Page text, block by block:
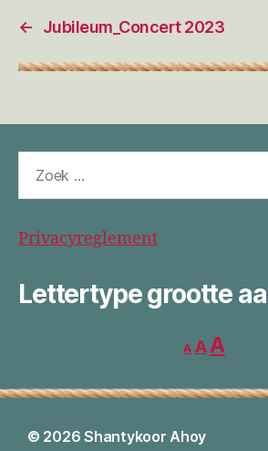
← Jubileum_Concert 2023
naar:
Privacyreglement
Lettertype grootte
A
Lettertype
grootte
AA
© 2026Shantykoor Ahoy